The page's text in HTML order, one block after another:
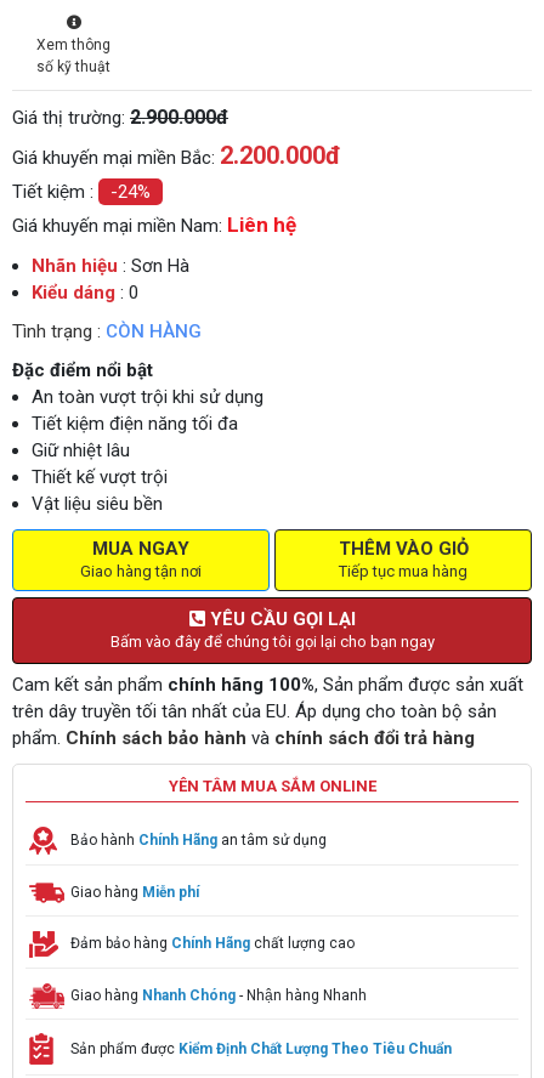
Xem thông
số kỹ thuật
Giá thị trường: 2.900.000đ
Giá khuyến mại miền Bắc: 2.200.000đ
Tiết kiệm :
-24%
Giá khuyến mại miền Nam: Liên hệ
Nhãn hiệu : Sơn Hà
Kiểu dáng : 0
Tình trạng : CÒN HÀNG
Đặc điểm nổi bật
An toàn vượt trội khi sử dụng
Tiết kiệm điện năng tối đa
Giữ nhiệt lâu
Thiết kế vượt trội
Vật liệu siêu bền
MUA NGAY
Giao hàng tận nơi
THÊM VÀO GIỎ
Tiếp tục mua hàng
YÊU CẦU GỌI LẠI
Bấm vào đây để chúng tôi gọi lại cho bạn ngay
Cam kết sản phẩm chính hãng 100%, Sản phẩm được sản xuất
trên dây truyền tối tân nhất của EU. Áp dụng cho toàn bộ sản
phẩm. Chính sách bảo hành và chính sách đổi trả hàng
YÊN TÂM MUA SẮM ONLINE
Bảo hành Chính Hãng an tâm sử dụng
Giao hàng Miễn phí
Đảm bảo hàng Chính Hãng chất lượng cao
Giao hàng Nhanh Chóng - Nhận hàng Nhanh
Sản phẩm được Kiểm Định Chất Lượng Theo Tiêu Chuẩn